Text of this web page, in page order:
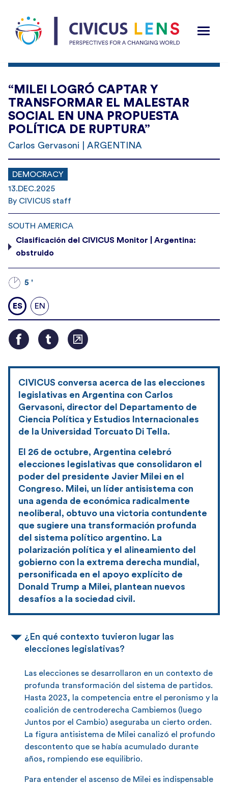
“MILEI LOGRÓ CAPTAR Y
TRANSFORMAR EL MALESTAR
SOCIAL EN UNA PROPUESTA
POLÍTICA DE RUPTURA”
Carlos Gervasoni | ARGENTINA
DEMOCRACY
13.DEC.2025
By CIVICUS staff
SOUTH AMERICA
Clasificación del CIVICUS Monitor | Argentina:
obstruido
5 '
ES EN
CIVICUS conversa acerca de las elecciones
legislativas en Argentina con Carlos
Gervasoni, director del Departamento de
Ciencia Política y Estudios Internacionales
de la Universidad Torcuato Di Tella.
El 26 de octubre, Argentina celebró
elecciones legislativas que consolidaron el
poder del presidente Javier Milei en el
Congreso. Milei, un líder antisistema con
una agenda de económica radicalmente
neoliberal, obtuvo una victoria contundente
que sugiere una transformación profunda
del sistema político argentino. La
polarización política y el alineamiento del
gobierno con la extrema derecha mundial,
personificada en el apoyo explícito de
Donald Trump a Milei, plantean nuevos
desafíos a la sociedad civil.
¿En qué contexto tuvieron lugar las
elecciones legislativas?
Las elecciones se desarrollaron en un contexto de
profunda transformación del sistema de partidos.
Hasta 2023, la competencia entre el peronismo y la
coalición de centroderecha Cambiemos (luego
Juntos por el Cambio) aseguraba un cierto orden.
La figura antisistema de Milei canalizó el profundo
descontento que se había acumulado durante
años, rompiendo ese equilibrio.
Para entender el ascenso de Milei es indispensable